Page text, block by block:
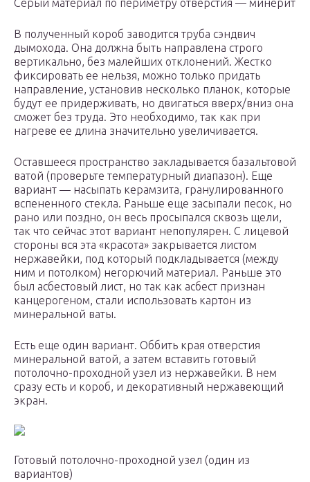
Серый материал по периметру отверстия — минерит
В полученный короб заводится труба сэндвич
дымохода. Она должна быть направлена строго
вертикально, без малейших отклонений. Жестко
фиксировать ее нельзя, можно только придать
направление, установив несколько планок, которые
будут ее придерживать, но двигаться вверх/вниз она
сможет без труда. Это необходимо, так как при
нагреве ее длина значительно увеличивается.
Оставшееся пространство закладывается базальтовой
ватой (проверьте температурный диапазон). Еще
вариант — насыпать керамзита, гранулированного
вспененного стекла. Раньше еще засыпали песок, но
рано или поздно, он весь просыпался сквозь щели,
так что сейчас этот вариант непопулярен. С лицевой
стороны вся эта «красота» закрывается листом
нержавейки, под который подкладывается (между
ним и потолком) негорючий материал. Раньше это
был асбестовый лист, но так как асбест признан
канцерогеном, стали использовать картон из
минеральной ваты.
Есть еще один вариант. Оббить края отверстия
минеральной ватой, а затем вставить готовый
потолочно-проходной узел из нержавейки. В нем
сразу есть и короб, и декоративный нержавеющий
экран.
Готовый потолочно-проходной узел (один из
вариантов)